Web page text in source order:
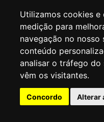
Utilizamos cookies
medição para
navegação no
conteúdo
analisar o tráfego do
vêm os visitantes.
Concordo Alterar
Rua Claudino Barbosa, 313 -
Central de